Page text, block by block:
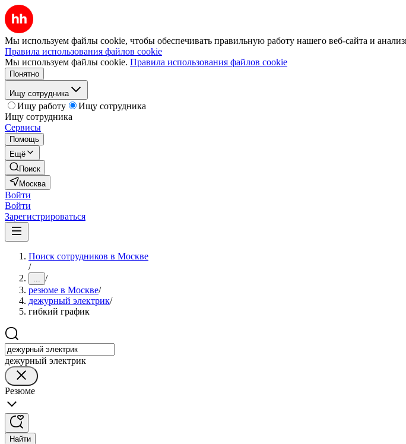
Мы используем файлы cookie, чтобы обеспечивать правильную работу нашего веб-сайта и
Правила использования файлов cookie
Мы используем файлы cookie. Правила использования файлов cookie
Понятно
Ищу сотрудника
Ищу работу
Ищу сотрудника
Ищу сотрудника
Сервисы
Помощь
Ещё
Поиск
Москва
Войти
Войти
Зарегистрироваться
Поиск сотрудников в Москве
/
... /
резюме в Москве/
дежурный электрик/
гибкий график
дежурный электрик
Резюме
Найти